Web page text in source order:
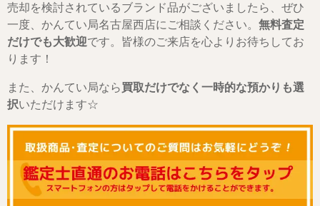
売却を検討されているブランド品がございましたら、ぜひ
一度、かんてい局名古屋西店にご相談ください。 無料査定
だけでも大歓迎です。皆様のご来店を心よりお待ちしてお
ります！
また、かんてい局なら買取だけでなく一時的な預かりも選
択いただけます☆